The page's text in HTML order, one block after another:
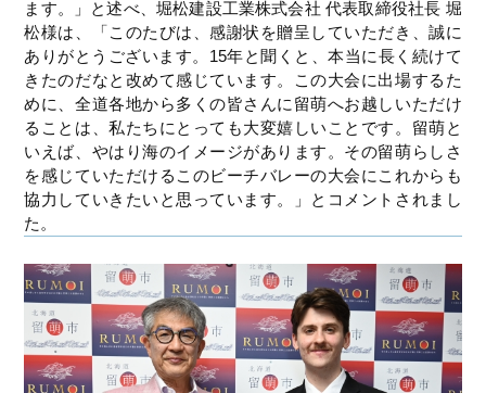
ます。」と述べ、堀松建設工業株式会社 代表取締役社長 堀
松様は、「このたびは、感謝状を贈呈していただき、誠に
ありがとうございます。15年と聞くと、本当に長く続けて
きたのだなと改めて感じています。この大会に出場するた
めに、全道各地から多くの皆さんに留萌へお越しいただけ
ることは、私たちにとっても大変嬉しいことです。留萌と
いえば、やはり海のイメージがあります。その留萌らしさ
を感じていただけるこのビーチバレーの大会にこれからも
協力していきたいと思っています。」とコメントされまし
た。